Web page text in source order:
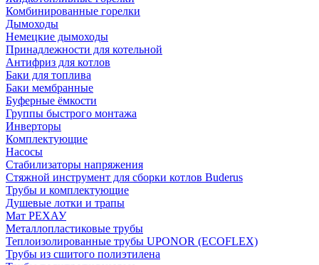
Комбинированные горелки
Дымоходы
Немецкие дымоходы
Принадлежности для котельной
Антифриз для котлов
Баки для топлива
Баки мембранные
Буферные ёмкости
Группы быстрого монтажа
Инверторы
Комплектующие
Насосы
Стабилизаторы напряжения
Стяжной инструмент для сборки котлов Buderus
Трубы и комплектующие
Душевые лотки и трапы
Мат РЕХАУ
Металлопластиковые трубы
Теплоизолированные трубы UPONOR (ECOFLEX)
Трубы из сшитого полиэтилена